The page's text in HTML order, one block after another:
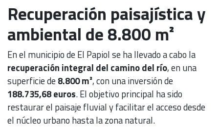
Recuperación paisajística y
ambiental de 8.800 m²
En el municipio de El Papiol se ha llevado a cabo la
recuperación integral del camino del río, en una
superficie de8.800 m², con una inversión de
188.735,68 euros. El objetivo principal ha sido
restaurar el paisaje fluvial y facilitar el acceso desde
el núcleo urbano hasta la zona natural.